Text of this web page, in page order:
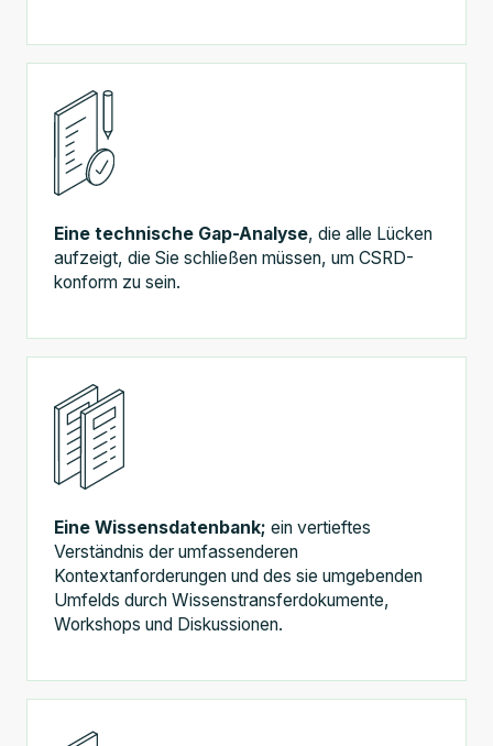
Eine technische Gap-Analyse, die alle Lücken
aufzeigt, die Sie schließen müssen, um CSRD-
konform zu sein.
Eine Wissensdatenbank; ein vertieftes
Verständnis der umfassenderen
Kontextanforderungen und des sie umgebenden
Umfelds durch Wissenstransferdokumente,
Workshops und Diskussionen.